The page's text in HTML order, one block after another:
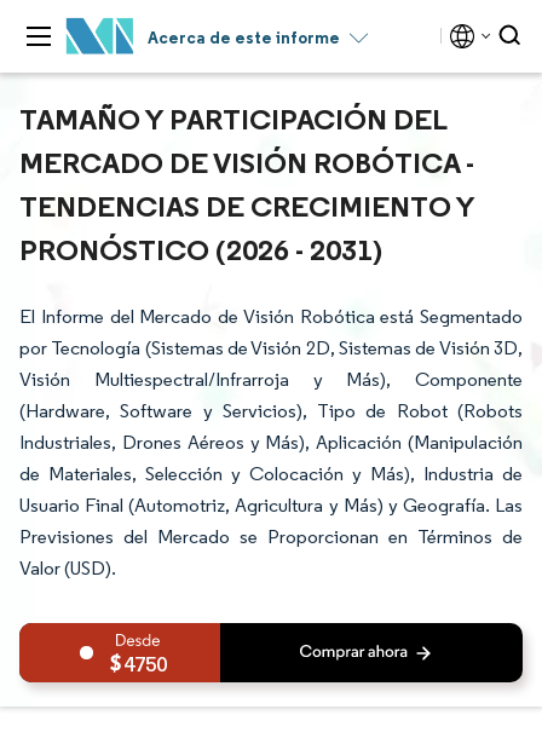
Acerca de este informe
TAMAÑO Y PARTICIPACIÓN DEL
MERCADO DE VISIÓN ROBÓTICA -
TENDENCIAS DE CRECIMIENTO Y
PRONÓSTICO (2026 - 2031)
El Informe del Mercado de Visión Robótica está Segmentado
por Tecnología (Sistemas de Visión 2D, Sistemas de Visión 3D,
Visión Multiespectral/Infrarroja y Más), Componente
(Hardware, Software y Servicios), Tipo de Robot (Robots
Industriales, Drones Aéreos y Más), Aplicación (Manipulación
de Materiales, Selección y Colocación y Más), Industria de
Usuario Final (Automotriz, Agricultura y Más) y Geografía. Las
Previsiones del Mercado se Proporcionan en Términos de
Valor (USD).
4750